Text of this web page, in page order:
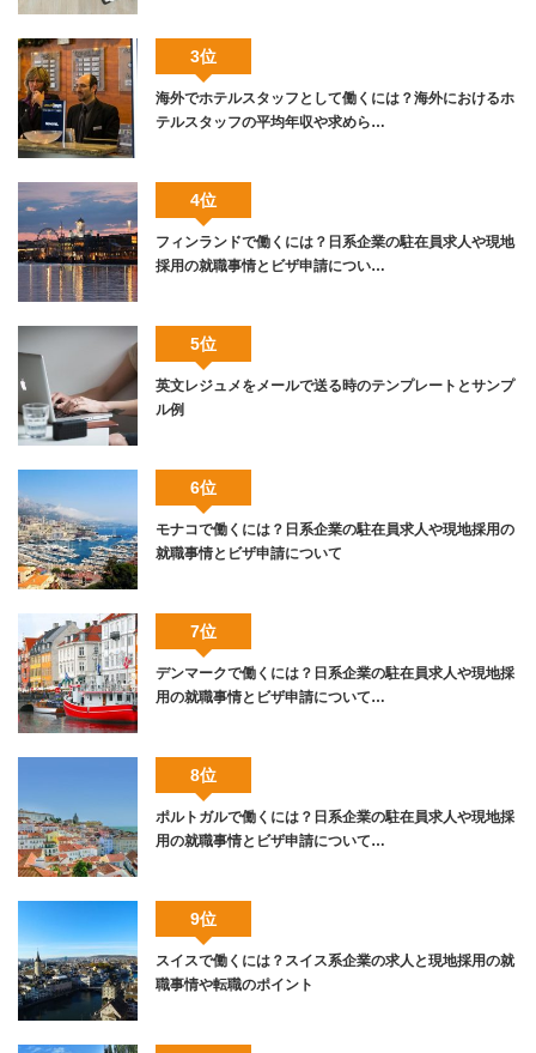
3位
海外でホテルスタッフとして働くには？海外におけるホ
テルスタッフの平均年収や求めら…
4位
フィンランドで働くには？日系企業の駐在員求人や現地
採用の就職事情とビザ申請につい…
5位
英文レジュメをメールで送る時のテンプレートとサンプ
ル例
6位
モナコで働くには？日系企業の駐在員求人や現地採用の
就職事情とビザ申請について
7位
デンマークで働くには？日系企業の駐在員求人や現地採
用の就職事情とビザ申請について…
8位
ポルトガルで働くには？日系企業の駐在員求人や現地採
用の就職事情とビザ申請について…
9位
スイスで働くには？スイス系企業の求人と現地採用の就
職事情や転職のポイント